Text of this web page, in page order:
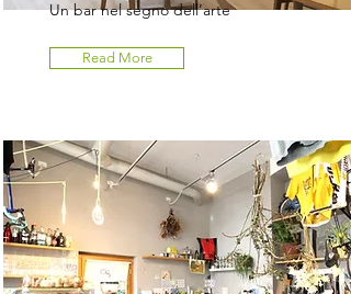
Un bar nel segno dell’arte
Read More